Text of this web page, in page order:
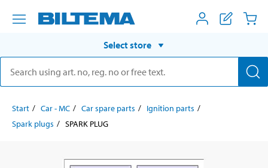
Select store
Start Car - MC Car spare parts
Ignition parts
Spark plugs
SPARK PLUG